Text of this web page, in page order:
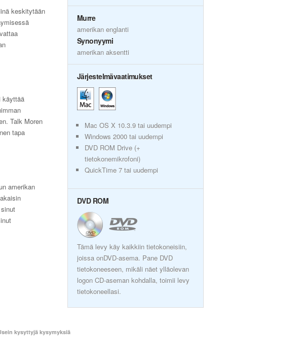
keskitytään
käyttää
Talk Moren
tapa
amerikan
Murre
amerikan englanti
Synonyymi
amerikan aksentti
Järjestelmävaatimukset
Mac OS X 10.3.9 tai uudempi
Windows 2000 tai uudempi
DVD ROM Drive (+
tietokonemikrofoni)
QuickTime 7 tai uudempi
DVD ROM
Tämä levy käy kaikkiin tietokoneisiin,
joissa onDVD-asema. Pane DVD
tietokoneeseen, mikäli näet ylläolevan
logon CD-aseman kohdalla, toimii levy
tietokoneellasi.
kysyttyjä kysymyksiä